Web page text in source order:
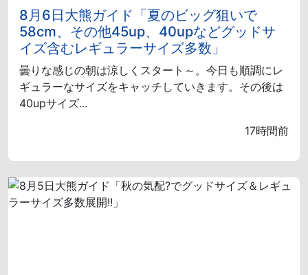
8月6日大熊ガイド「夏のビッグ狙いで
58cm、その他45up、40upなどグッドサ
イズ含むレギュラーサイズ多数」
曇りな感じの朝は涼しくスタート～。今日も順調にレ
ギュラーなサイズをキャッチしていきます。その後は
40upサイズ...
17時間前